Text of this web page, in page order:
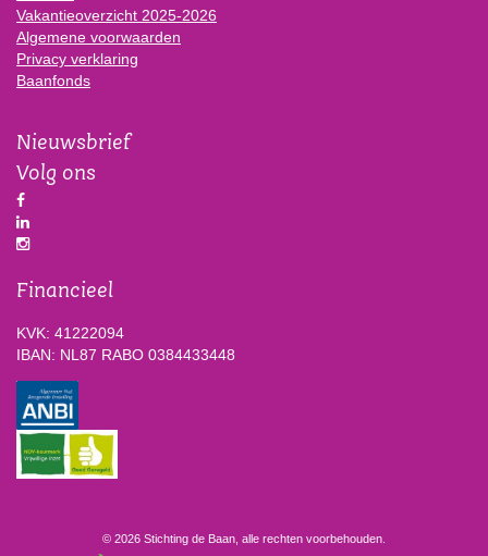
Vakantieoverzicht 2025-2026
Algemene voorwaarden
Privacy verklaring
Baanfonds
Nieuwsbrief
Volg ons
Financieel
KVK: 41222094
IBAN: NL87 RABO 0384433448
© 2026 Stichting de Baan, alle rechten voorbehouden.